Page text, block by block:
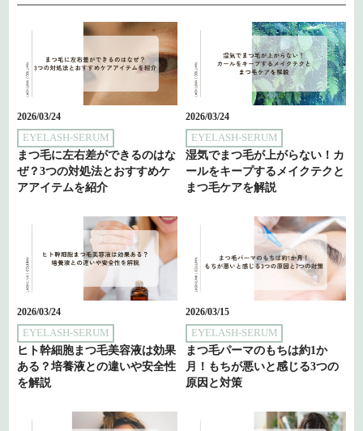
2026/03/24
EYELASH-SERUM
まつ毛に左右差ができるのはな
ぜ？3つの対処法とおすすめケ
アアイテムを紹介
2026/03/24
EYELASH-SERUM
湿気でまつ毛が上がらない！カ
ールをキープするメイクテクと
まつ毛ケアを解説
2026/03/24
EYELASH-SERUM
ヒト幹細胞まつ毛美容液は効果
ある？培養液との違いや安全性
を解説
2026/03/15
EYELASH-SERUM
まつ毛パーマのもちは約1か
月！もちが悪いと感じる3つの
原因と対策